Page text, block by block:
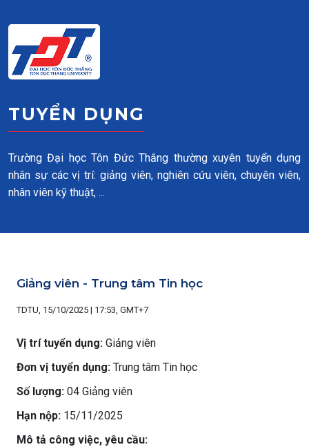
TUYỂN DỤNG
Trường Đại học Tôn Đức Thắng thường xuyên tuyển dụng
nhân sự các vị trí: giảng viên, nghiên cứu viên, chuyên viên,
nhân viên kỹ thuật, ...
Giảng viên - Trung tâm Tin học
TDTU, 15/10/2025 | 17:53, GMT+7
Vị trí tuyển dụng: Giảng viên
Đơn vị tuyển dụng: Trung tâm Tin học
Số lượng: 04 Giảng viên
Hạn nộp: 15/11/2025
Mô tả công việc, yêu cầu: